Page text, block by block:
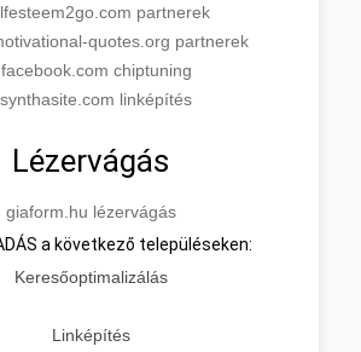
partnerek
quotes.org partnerek
facebook.com chiptuning
synthasite.com linképítés
Lézervágás
giaform.hu lézervágás
a következő településeken:
Keresőoptimalizálás
Linképítés